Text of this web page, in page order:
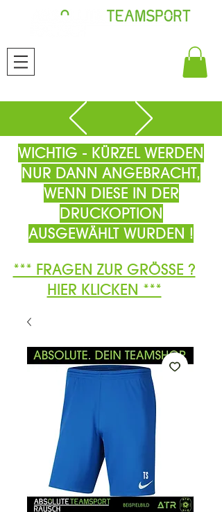
WICHTIG - KÜRZEL WERDEN
NUR DANN ANGEBRACHT,
WENN DIESE IN DER
DRUCKOPTION
AUSGEWÄHLT WURDEN !
*** FRAGEN ZUR GRÖSSE ?
HIER KLICKEN ***